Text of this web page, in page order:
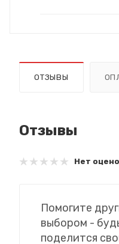
ОТЗЫВЫ
Отзывы
Нет
Помогите
выбором -
поделится